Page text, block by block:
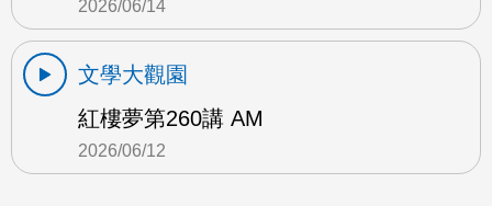
2026/06/14
文學大觀園
紅樓夢第260講 AM
2026/06/12